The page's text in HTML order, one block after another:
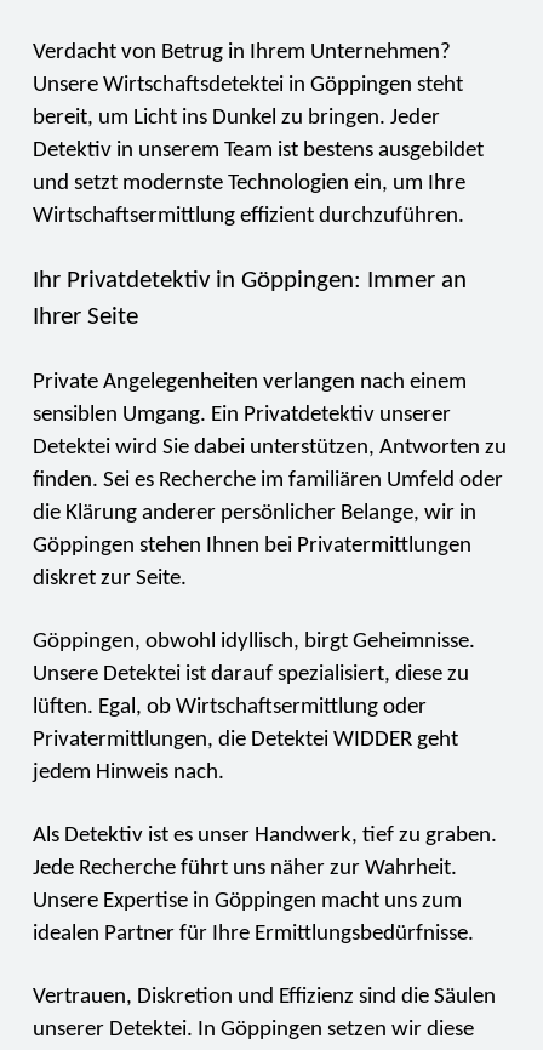
Verdacht von Betrug in Ihrem Unternehmen?
Unsere Wirtschaftsdetektei in Göppingen steht
bereit, um Licht ins Dunkel zu bringen. Jeder
Detektiv in unserem Team ist bestens ausgebildet
und setzt modernste Technologien ein, um Ihre
Wirtschaftsermittlung effizient durchzuführen.
Ihr Privatdetektiv in Göppingen: Immer an
Ihrer Seite
Private Angelegenheiten verlangen nach einem
sensiblen Umgang. Ein Privatdetektiv unserer
Detektei wird Sie dabei unterstützen, Antworten zu
finden. Sei es Recherche im familiären Umfeld oder
die Klärung anderer persönlicher Belange, wir in
Göppingen stehen Ihnen bei Privatermittlungen
diskret zur Seite.
Göppingen, obwohl idyllisch, birgt Geheimnisse.
Unsere Detektei ist darauf spezialisiert, diese zu
lüften. Egal, ob Wirtschaftsermittlung oder
Privatermittlungen, die Detektei WIDDER geht
jedem Hinweis nach.
Als Detektiv ist es unser Handwerk, tief zu graben.
Jede Recherche führt uns näher zur Wahrheit.
Unsere Expertise in Göppingen macht uns zum
idealen Partner für Ihre Ermittlungsbedürfnisse.
Vertrauen, Diskretion und Effizienz sind die Säulen
unserer Detektei. In Göppingen setzen wir diese